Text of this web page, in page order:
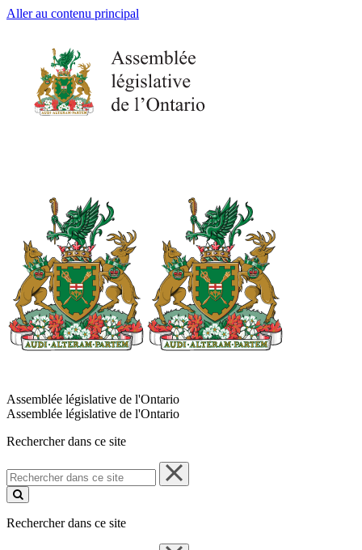
Aller au contenu principal
Assemblée législative de l'Ontario
Assemblée législative de l'Ontario
Rechercher dans ce site
Rechercher
dans
ce
Rechercher dans ce site